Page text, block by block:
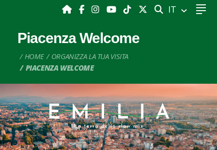
CERCA
IT
Piacenza Welcome
HOME
ORGANIZZA LA TUA VISITA
PIACENZA WELCOME